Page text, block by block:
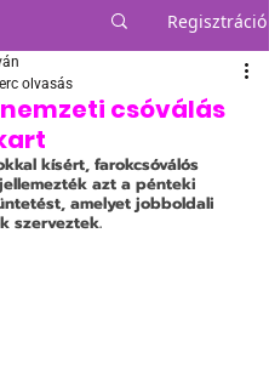
Regisztráció
csóválás
olvasás
kísért, farokcsóválós
azt a pénteki
amelyet jobboldali
szerveztek.